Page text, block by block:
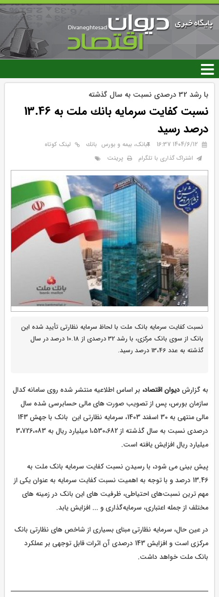
رفتن
محتوای
اصلی
با رشد 32 درصدی نسبت به سال گذشته
نسبت كفایت سرمایه بانك ملت به 13.46
درصد رسید
۱۴۰۴/۶/۱۲ 16:37 بانک، بیمه و بورس بانك
لینک کوتاه
اشتراک گذاری با تلگرام
پرینت
نسبت کفایت سرمایه بانک ملت با لحاظ سرمایه نظارتی تأیید شده این
بانک از سوی بانک مرکزی، با رشد 32 درصدی از 10.18 درصد در سال
گذشته به عدد 13،46 درصد رسید.
به گزارشدیوان اقتصاد، بر اساس اطلاعیه منتشر شده روی سامانه کدال
سازمان بورس، پس از تصویب صورت های مالی حسابرسی شده سال
مالی منتهی به 30 اسفند 1403، سرمایه نظارتی این بانک با جهش 143
درصدی نسبت به سال گذشته از 1،530،682 میلیارد ریال به 3،726،083
میلیارد ریال افزایش یافته است.
پیش بینی می شود، با رسیدن نسبت کفایت سرمایه بانک ملت به
13.46 درصد و با توجه به اهمیت نسبت کفایت سرمایه به عنوان یکی از
مهم ترین نسبت‌های احتیاطی، ظرفیت های این بانک در زمینه های
مختلف از جمله اعتباری، سرمایه‌گذاری و ... افزایش یابد.
در عین حال، سرمایه نظارتی مبنای بسیاری از شاخص های نظارتی بانک
مرکزی است و افزایش 143 درصدی آن اثرات قابل توجهی بر عملکرد
بانک ملت خواهد داشت.